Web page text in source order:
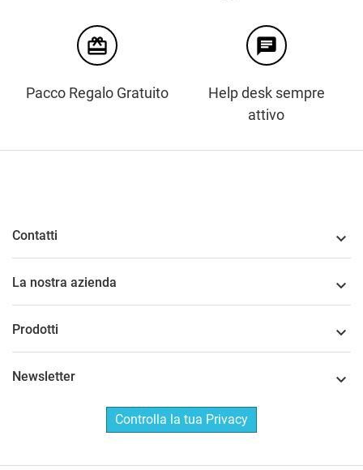
card_giftcard
Pacco Regalo Gratuito
chat
Help desk sempre
attivo
Contatti 
La nostra azienda 
Prodotti 
Newsletter 
Controlla la tua Privacy